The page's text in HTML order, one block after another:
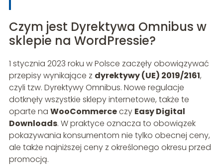
Czym jest Dyrektywa Omnibus w
sklepie na WordPressie?
1 stycznia 2023 roku w Polsce zaczęły obowiązywać
przepisy wynikające z dyrektywy (UE) 2019/2161,
czyli tzw. Dyrektywy Omnibus. Nowe regulacje
dotknęły wszystkie sklepy internetowe, także te
oparte na WooCommerceczy Easy Digital
Downloads. W praktyce oznacza to obowiązek
pokazywania konsumentom nie tylko obecnej ceny,
ale także najniższej ceny z określonego okresu przed
promocją.